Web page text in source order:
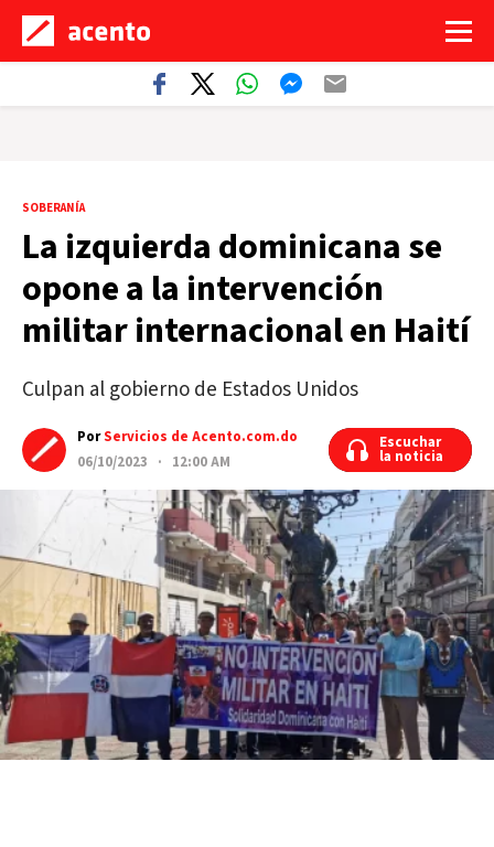
SOBERANÍA
La izquierda dominicana se
opone a la intervención
militar internacional en Haití
Culpan al gobierno de Estados Unidos
PorServicios de Acento.com.do
06/10/2023 · 12:00 AM
Escuchar
la noticia
Escuchar
la noticia